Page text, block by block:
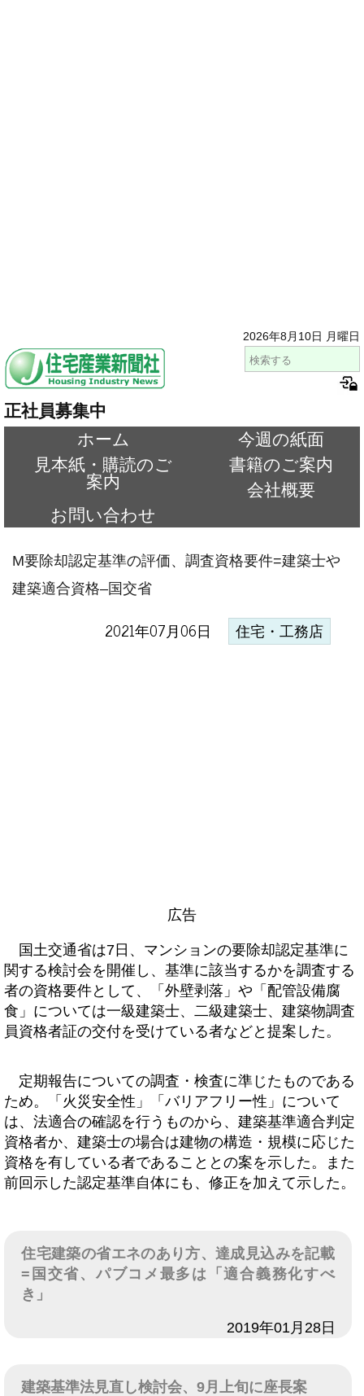
2026年8月10日 月曜日
正社員募集中
ホーム
今週の紙面
見本紙・購読のご
案内
書籍のご案内
会社概要
お問い合わせ
M要除却認定基準の評価、調査資格要件=建築士や
建築適合資格–国交省
2021年07月06日 住宅・工務店
広告
国土交通省は7日、マンションの要除却認定基準に
関する検討会を開催し、基準に該当するかを調査する
者の資格要件として、「外壁剥落」や「配管設備腐
食」については一級建築士、二級建築士、建築物調査
員資格者証の交付を受けている者などと提案した。
定期報告についての調査・検査に準じたものである
ため。「火災安全性」「バリアフリー性」について
は、法適合の確認を行うものから、建築基準適合判定
資格者か、建築士の場合は建物の構造・規模に応じた
資格を有している者であることとの案を示した。また
前回示した認定基準自体にも、修正を加えて示した。
住宅建築の省エネのあり方、達成見込みを記載
=国交省、パブコメ最多は「適合義務化すべ
き」
2019年01月28日
建築基準法見直し検討会、9月上旬に座長案